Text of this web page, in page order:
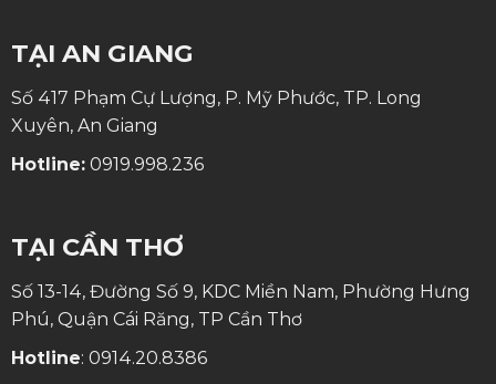
TẠI AN GIANG
Số 417 Phạm Cự Lượng, P. Mỹ Phước, TP. Long
Xuyên, An Giang
Hotline: 0919.998.236
TẠI CẦN THƠ
Số 13-14, Đường Số 9, KDC Miền Nam, Phường Hưng
Phú, Quận Cái Răng, TP Cần Thơ
Hotline: 0914.20.8386